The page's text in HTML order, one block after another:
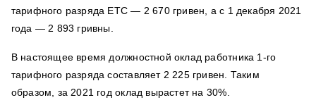
тарифного разряда ЕТС — 2 670 гривен, а с 1 декабря 2021
года — 2 893 гривны.
В настоящее время должностной оклад работника 1-го
тарифного разряда составляет 2 225 гривен. Таким
образом, за 2021 год оклад вырастет на 30%.